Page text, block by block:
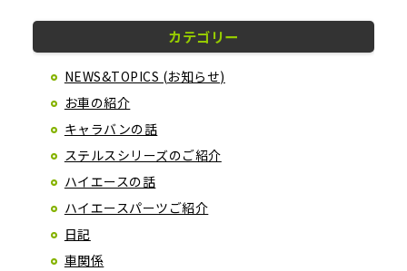
カテゴリー
NEWS&TOPICS (お知らせ)
お車の紹介
キャラバンの話
ステルスシリーズのご紹介
ハイエースの話
ハイエースパーツご紹介
日記
車関係